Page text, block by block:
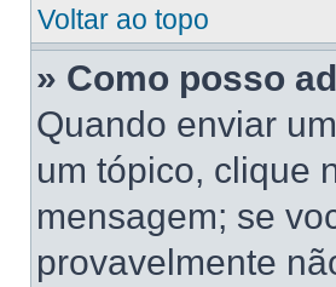
Voltar ao topo
» Como posso
Quando enviar
um tópico, clique
mensagem; se
provavelmente